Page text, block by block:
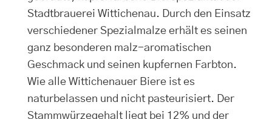
Stadtbrauerei Wittichenau. Durch den Einsatz
verschiedener Spezialmalze erhält es seinen
ganz besonderen malz-aromatischen
Geschmack und seinen kupfernen Farbton.
Wie alle Wittichenauer Biere ist es
naturbelassen und nicht pasteurisiert. Der
Stammwürzegehalt liegt bei 12% und der